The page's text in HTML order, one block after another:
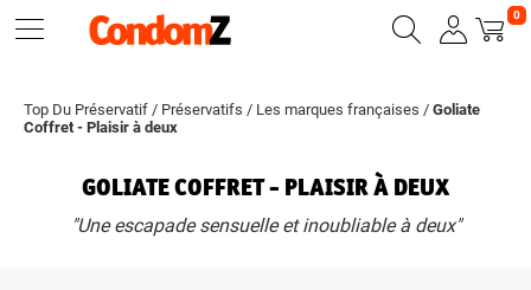
0
Top Du Préservatif / Préservatifs / Les marques françaises / Goliate
Coffret - Plaisir à deux
GOLIATE COFFRET - PLAISIR À DEUX
"Une escapade sensuelle et inoubliable à deux"